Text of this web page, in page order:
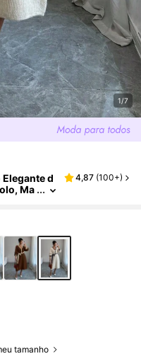
1/7
d
Ma
4,87 (100+)
tamanho